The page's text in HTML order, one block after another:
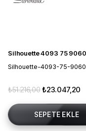
Silhouette-4093-75-9060
₺23.047,20
₺51.216,00
SEPETE EKLE